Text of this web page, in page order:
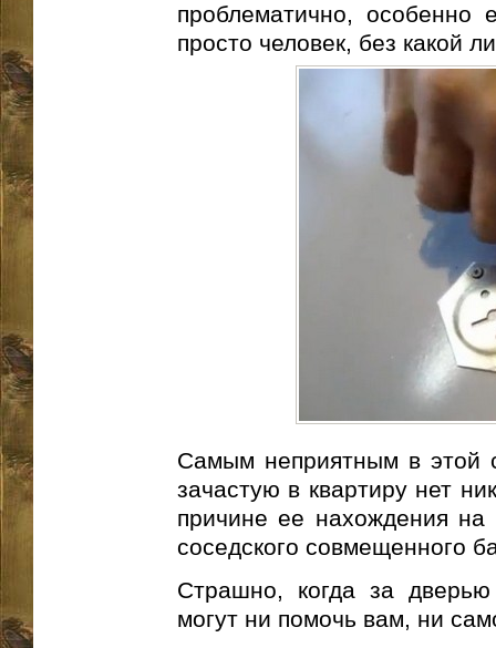
проблематично,
просто человек, без какой
Самым неприятным в этой
зачастую в квартиру нет
причине ее нахождения на
соседского совмещенного
Страшно, когда за
могут ни помочь вам, ни